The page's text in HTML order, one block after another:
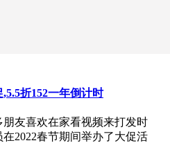
折152一年倒计时
友喜欢在家看视频来打发时
2022春节期间举办了大促活